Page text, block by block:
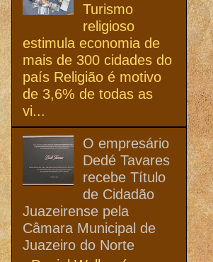
Turismo
religioso
estimula economia de
mais de 300 cidades do
país Religião é motivo
de 3,6% de todas as
vi...
O empresário
Dedé Tavares
recebe Título
de Cidadão
Juazeirense pela
Câmara Municipal de
Juazeiro do Norte